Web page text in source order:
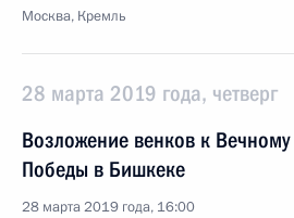
Москва, Кремль
28 марта 2019 года, четверг
Возложение венков к
Победы в Бишкеке
28 марта 2019 года, 16:00